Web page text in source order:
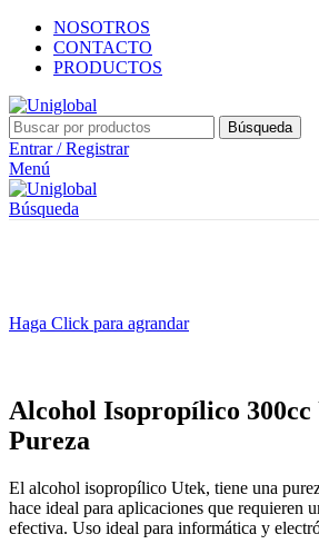
NOSOTROS
CONTACTO
PRODUCTOS
Búsqueda
Entrar / Registrar
Menú
Búsqueda
Haga Click para agrandar
Alcohol Isopropílico 300cc
Pureza
El alcohol isopropílico Utek, tiene una
hace ideal para aplicaciones que requieren
efectiva. Uso ideal para informática y